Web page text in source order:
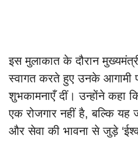
इस मुलाकात के दौरान
स्वागत करते हुए उनके आगामी
शुभकामनाएँ दीं। उन्होंने कहा
एक रोजगार नहीं है, बल्कि यह
और सेवा की भावना से जुड़े